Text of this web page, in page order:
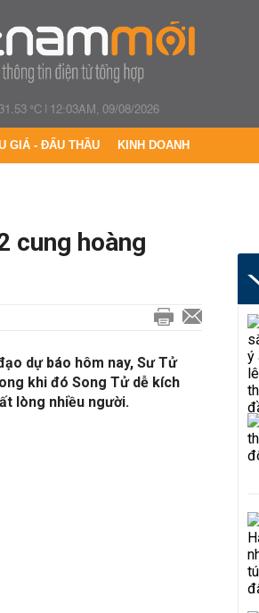
°C| 12:03AM, 09/08/2026
GIÁ - ĐẤU THẦU KINH DOANH
cung hoàng
dự báo hôm nay, Sư Tử
khi đó Song Tử dễ kích
lòng nhiều người.